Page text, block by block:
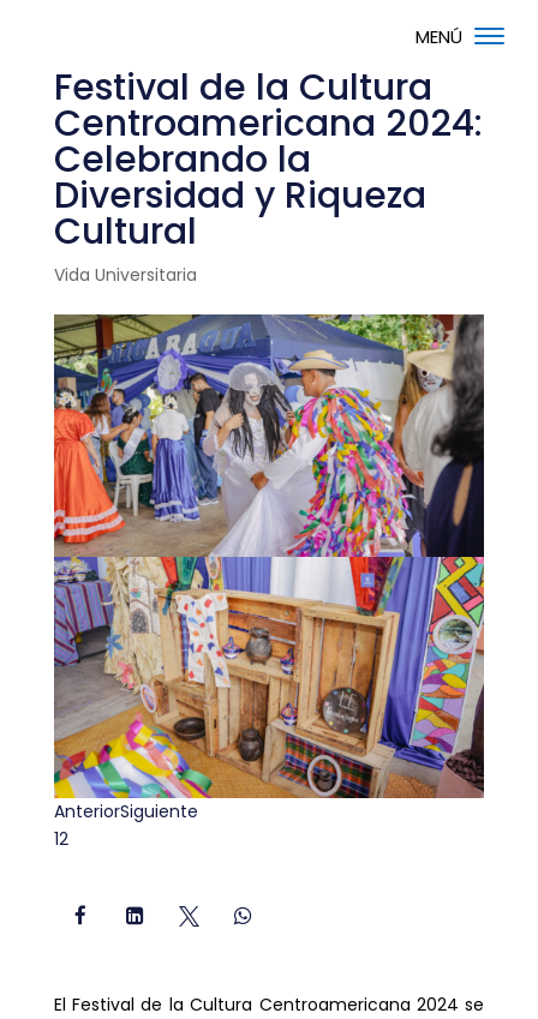
Festival de la Cultura
Centroamericana 2024:
Celebrando la
Diversidad y Riqueza
Cultural
Vida Universitaria
AnteriorSiguiente
12
   
El Festival de la Cultura Centroamericana 2024 se